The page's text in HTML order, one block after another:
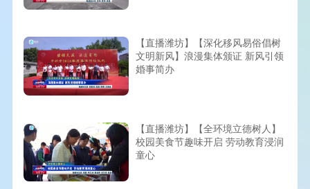
【直播潍坊】【深化移风易俗倡树
文明新风】浪漫集体颁证 新风引领
婚事简办
【直播潍坊】【全环境立德树人】
校园美食节趣味开启 劳动教育浸润
童心